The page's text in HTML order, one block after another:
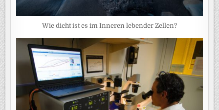
Wie dicht ist es im Inneren lebender Zellen?